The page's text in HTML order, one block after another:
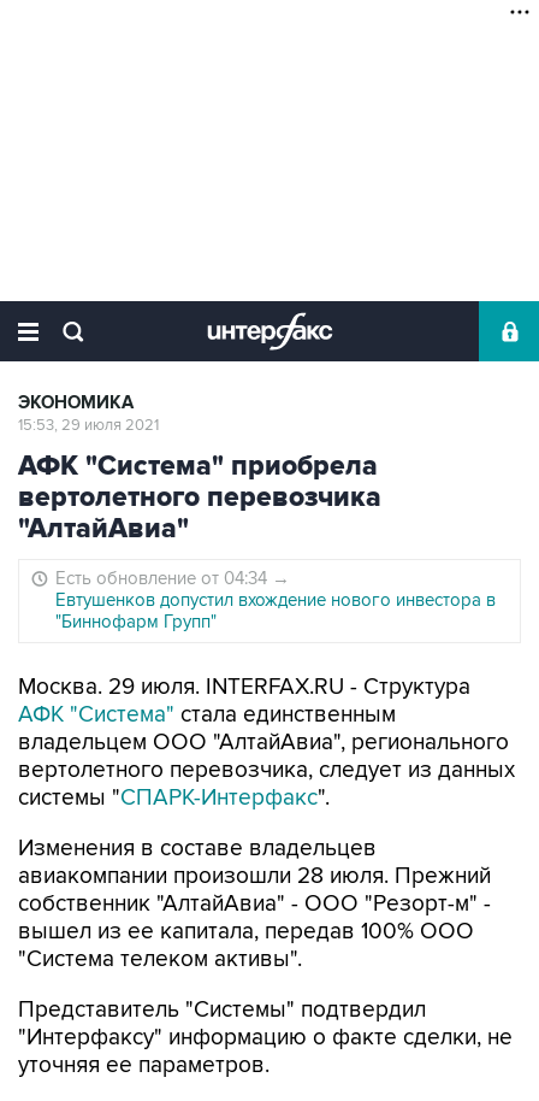
ЭКОНОМИКА
15:53, 29 июля 2021
АФК "Система" приобрела
вертолетного перевозчика
"АлтайАвиа"
Есть обновление от 04:34 →
Евтушенков допустил вхождение нового инвестора в
"Биннофарм Групп"
Москва. 29 июля. INTERFAX.RU - Структура
АФК "Система" стала единственным
владельцем ООО "АлтайАвиа", регионального
вертолетного перевозчика, следует из данных
системы "СПАРК-Интерфакс".
Изменения в составе владельцев
авиакомпании произошли 28 июля. Прежний
собственник "АлтайАвиа" - ООО "Резорт-м" -
вышел из ее капитала, передав 100% ООО
"Система телеком активы".
Представитель "Системы" подтвердил
"Интерфаксу" информацию о факте сделки, не
уточняя ее параметров.